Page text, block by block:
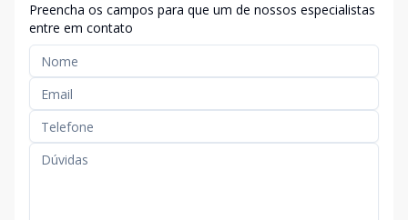
Preencha os campos para que um de nossos especialistas
entre em contato